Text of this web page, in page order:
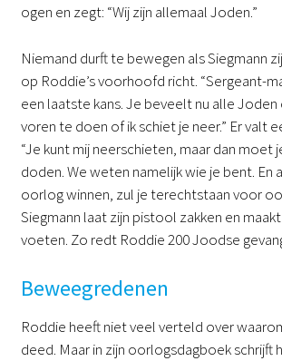
ogen en zegt: “Wij zijn allemaal Joden.”
Niemand durft te bewegen als Siegmann
op Roddie’s voorhoofd richt. “Sergeant-
een laatste kans. Je beveelt nu alle Joden
voren te doen of ik schiet je neer.” Er valt
“Je kunt mij neerschieten, maar dan moet
doden. We weten namelijk wie je bent. En
oorlog winnen, zul je terechtstaan voor
Siegmann laat zijn pistool zakken en
voeten. Zo redt Roddie 200 Joodse
Beweegredenen
Roddie heeft niet veel verteld over
deed. Maar in zijn oorlogsdagboek schrijft